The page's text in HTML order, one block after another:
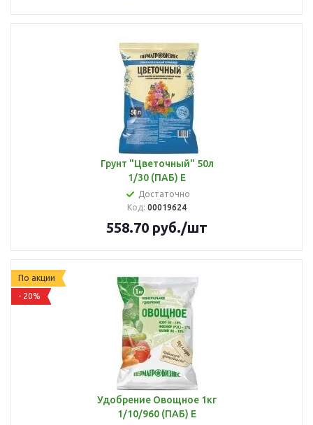
Грунт "Цветочный" 50л
1/30 (ПАБ) Е
Достаточно
Код: 00019624
558.70 руб./шт
По акции
- 20%
Удобрение Овощное 1кг
1/10/960 (ПАБ) Е